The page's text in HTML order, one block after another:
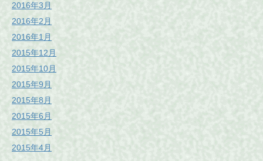
2016年3月
2016年2月
2016年1月
2015年12月
2015年10月
2015年9月
2015年8月
2015年6月
2015年5月
2015年4月